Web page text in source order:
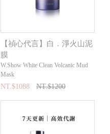
【禎心代言】白．淨火山泥
膜
W.Show White Clean Volcanic Mud
Mask
NT.$1088 NT.$1200